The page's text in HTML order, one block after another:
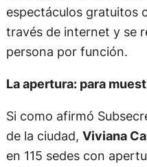
espectáculos gratuitos
través de internet y se
persona por función.
La apertura: para
Si como afirmó
de la ciudad, Viviana
en 115 sedes con